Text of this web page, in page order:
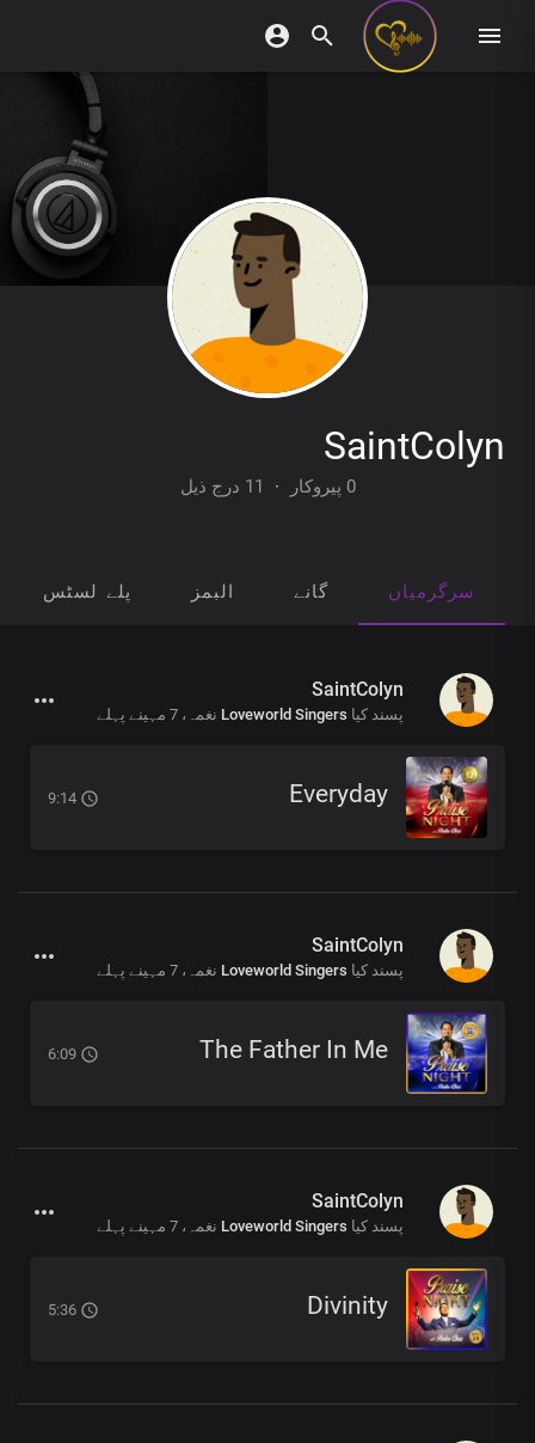
SaintColyn
0 پیروکار · 11 درج ذیل
سرگرمیاں گانے البمز پلے لسٹس
SaintColyn
پسند کیا Loveworld Singers نغمہ، 7 مہینے پہلے
Everyday
SaintColyn
پسند کیا Loveworld Singers نغمہ، 7 مہینے پہلے
The Father In Me
SaintColyn
پسند کیا Loveworld Singers نغمہ، 7 مہینے پہلے
Divinity